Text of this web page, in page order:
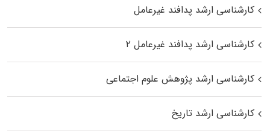
کارشناسی ارشد پدافند غیرعامل
کارشناسی ارشد پدافند غیرعامل ۲
کارشناسی ارشد پژوهش علوم اجتماعی
کارشناسی ارشد تاریخ